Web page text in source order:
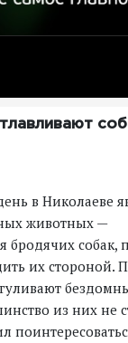
в Николаеве
животных —
бродячих собак,
их стороной.
из них не